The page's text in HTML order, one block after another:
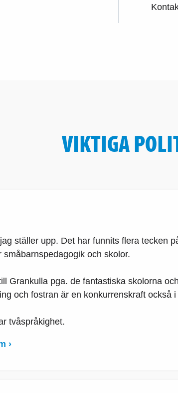
VIKTIGA
ställer upp. Det har funnits flera tecken
och skolor.
Grankulla pga. de fantastiska skolorna
och fostran är en konkurrenskraft också
tvåspråkighet.
›